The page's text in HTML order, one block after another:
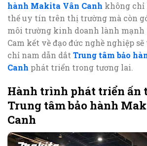
hành Makita Vân Canh không
thế uy tín trên thị trường mà còn
môi trường kinh doanh lành mạnh
Cam kết về đạo đức nghề nghiệp
chỉ nam dẫn dắt Trung tâm bảo
Canh phát triển trong tương lai.
Hành trình phát triển ấn
Trung tâm bảo hành
Canh